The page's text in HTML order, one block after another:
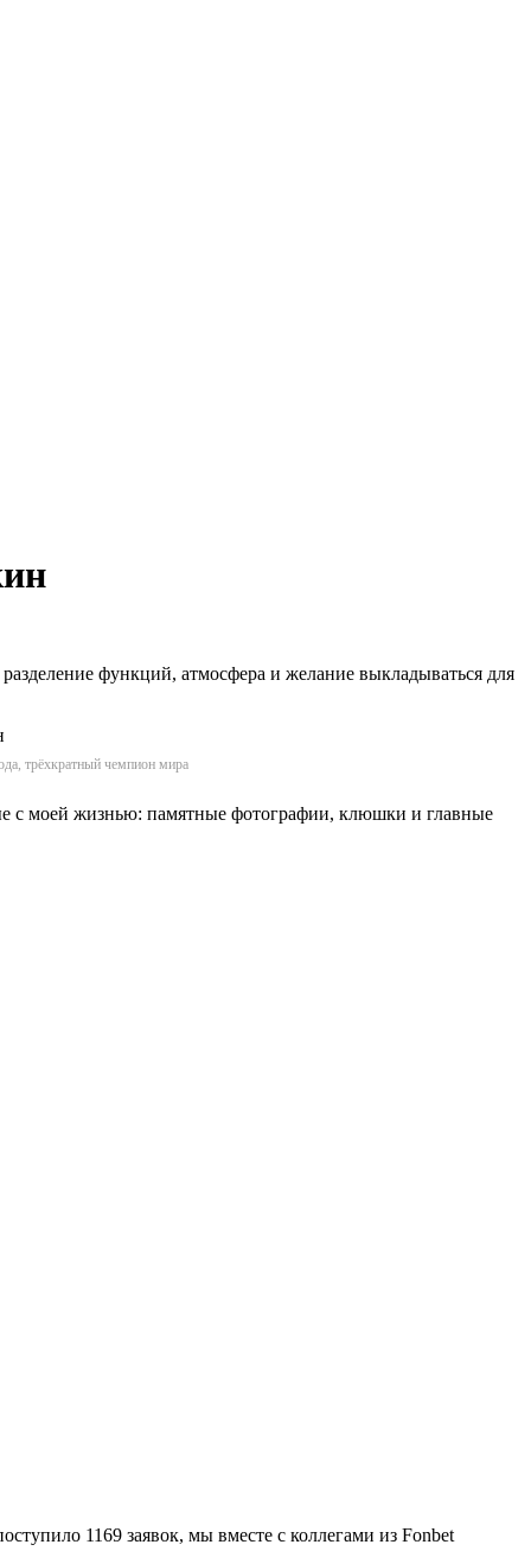
функций, атмосфера и желание выкладываться для
трёхкратный чемпион мира
с моей жизнью: памятные фотографии, клюшки и главные
1169 заявок, мы вместе с коллегами из Fonbet